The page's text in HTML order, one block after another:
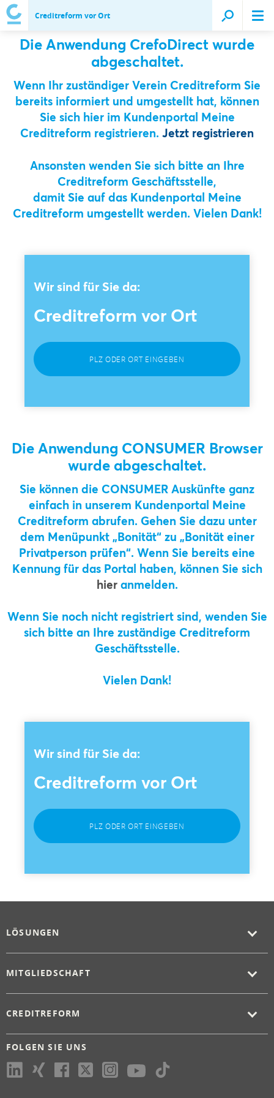
Creditreform vor Ort
Die Anwendung CrefoDirect wurde
abgeschaltet.
Wenn Ihr zuständiger Verein Creditreform Sie
bereits informiert und umgestellt hat, können
Sie sich hier im Kundenportal Meine
Creditreform registrieren. Jetzt registrieren
Ansonsten wenden Sie sich bitte an Ihre
Creditreform Geschäftsstelle,
damit Sie auf das Kundenportal Meine
Creditreform umgestellt werden. Vielen Dank!
Wir sind für Sie da:
Creditreform vor Ort
PLZ ODER ORT EINGEBEN
Die Anwendung CONSUMER Browser
wurde abgeschaltet.
Sie können die CONSUMER Auskünfte ganz
einfach in unserem Kundenportal Meine
Creditreform abrufen. Gehen Sie dazu unter
dem Menüpunkt „Bonität“ zu „Bonität einer
Privatperson prüfen“. Wenn Sie bereits eine
Kennung für das Portal haben, können Sie sich
hieranmelden.
Wenn Sie noch nicht registriert sind, wenden Sie
sich bitte an Ihre zuständige Creditreform
Geschäftsstelle.
Vielen Dank!
Wir sind für Sie da:
Creditreform vor Ort
PLZ ODER ORT EINGEBEN
LÖSUNGEN
MITGLIEDSCHAFT
CREDITREFORM
FOLGEN SIE UNS